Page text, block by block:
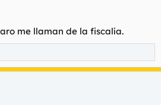
me llaman de la fiscalía.